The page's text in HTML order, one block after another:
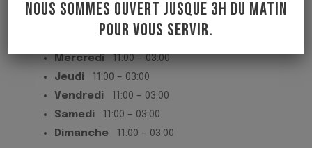
11:00 – 03:00
Mercredi 11:00 – 03:00
Jeudi 11:00 – 03:00
Vendredi 11:00 – 03:00
Samedi 11:00 – 03:00
Dimanche 11:00 – 03:00
NOUS SOMMES OUVERT JUSQUE 3H DU MATIN
POUR VOUS SERVIR.